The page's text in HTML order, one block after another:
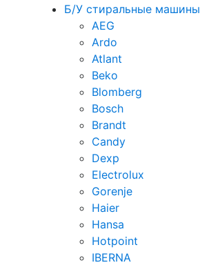
Б/У стиральные машины
AEG
Ardo
Atlant
Beko
Blomberg
Bosch
Brandt
Candy
Dexp
Electrolux
Gorenje
Haier
Hansa
Hotpoint
IBERNA